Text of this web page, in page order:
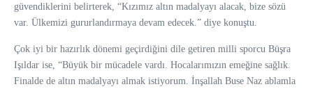
güvendiklerini belirterek, “Kızımız altın madalyayı alacak, bize sözü
var. Ülkemizi gururlandırmaya devam edecek.” diye konuştu.
Çok iyi bir hazırlık dönemi geçirdiğini dile getiren milli sporcu Büşra
Işıldar ise, “Büyük bir mücadele vardı. Hocalarımızın emeğine sağlık.
Finalde de altın madalyayı almak istiyorum. İnşallah Buse Naz ablamla